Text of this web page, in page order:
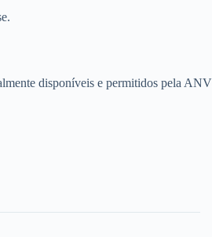
disponíveis e permitidos pela